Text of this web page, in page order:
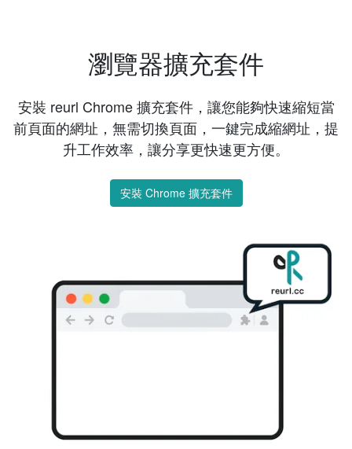
瀏覽器擴充套件
安裝 reurl Chrome 擴充套件，讓您能夠快速縮短當
前頁面的網址，無需切換頁面，一鍵完成縮網址，提
升工作效率，讓分享更快速更方便。
安裝 Chrome 擴充套件